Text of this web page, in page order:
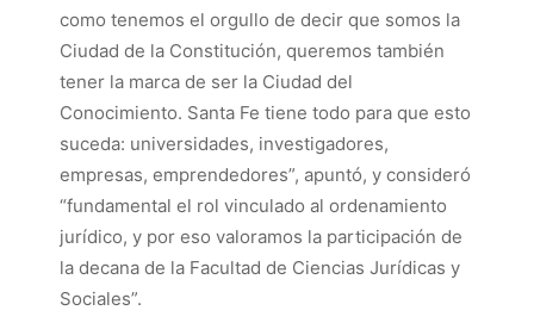
como tenemos el orgullo de decir que somos la
Ciudad de la Constitución, queremos también
tener la marca de ser la Ciudad del
Conocimiento. Santa Fe tiene todo para que esto
suceda: universidades, investigadores,
empresas, emprendedores”, apuntó, y consideró
“fundamental el rol vinculado al ordenamiento
jurídico, y por eso valoramos la participación de
la decana de la Facultad de Ciencias Jurídicas y
Sociales”.